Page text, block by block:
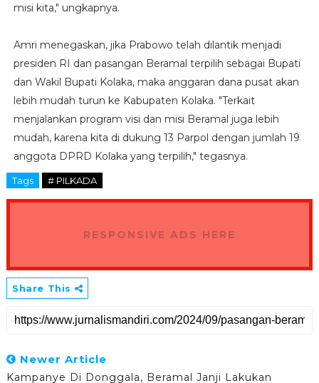
misi kita," ungkapnya.
Amri menegaskan, jika Prabowo telah dilantik menjadi
presiden RI dan pasangan Beramal terpilih sebagai Bupati
dan Wakil Bupati Kolaka, maka anggaran dana pusat akan
lebih mudah turun ke Kabupaten Kolaka. "Terkait
menjalankan program visi dan misi Beramal juga lebih
mudah, karena kita di dukung 13 Parpol dengan jumlah 19
anggota DPRD Kolaka yang terpilih," tegasnya.
Tags # PILKADA
RESPONSIVE ADS HERE
Share This
Newer Article
Kampanye Di Donggala, Beramal Janji Lakukan